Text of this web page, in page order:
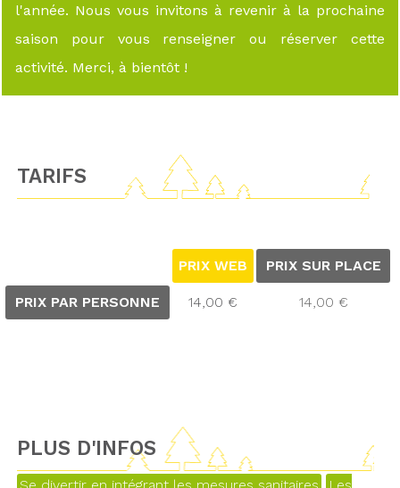
l'année. Nous vous invitons à revenir à la prochaine
saison pour vous renseigner ou réserver cette
activité. Merci, à bientôt !
TARIFS
PRIX WEB PRIX SUR PLACE
PRIX PAR PERSONNE 14,00 € 14,00 €
PLUS D'INFOS